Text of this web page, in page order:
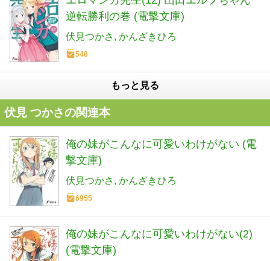
逆転勝利の巻 (電撃文庫)
伏見つかさ かんざきひろ
548
もっと見る
伏見 つかさの関連本
俺の妹がこんなに可愛いわけがない (電
撃文庫)
伏見つかさ かんざきひろ
6955
俺の妹がこんなに可愛いわけがない(2)
(電撃文庫)